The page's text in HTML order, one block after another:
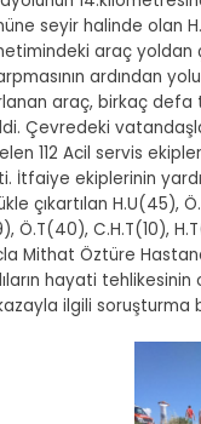
seyir halinde olan
araç yoldan
ardından
araç, birkaç defa
Çevredeki
112 Acil servis
İtfaiye ekiplerinin
çıkartılan H.U(45),
Ö.T(40), C.H.T(10),
Mithat Öztüre
hayati tehlikesinin
ilgili soruşturma